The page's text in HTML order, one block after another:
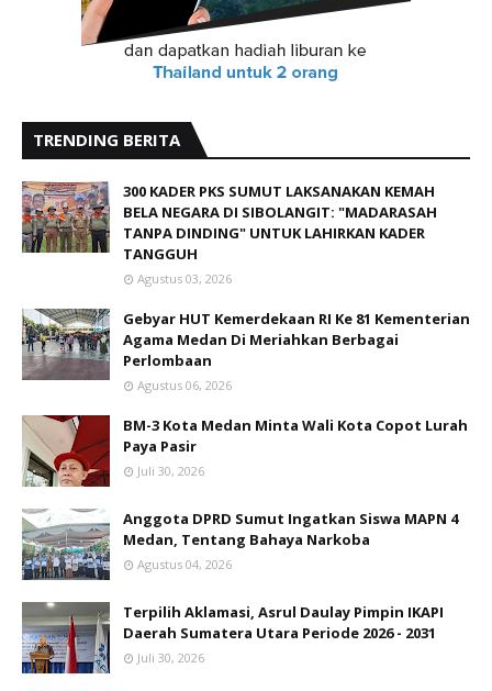
TRENDING BERITA
300 KADER PKS SUMUT LAKSANAKAN KEMAH
BELA NEGARA DI SIBOLANGIT: "MADARASAH
TANPA DINDING" UNTUK LAHIRKAN KADER
TANGGUH
Agustus 03, 2026
Gebyar HUT Kemerdekaan RI Ke 81 Kementerian
Agama Medan Di Meriahkan Berbagai
Perlombaan
Agustus 06, 2026
BM-3 Kota Medan Minta Wali Kota Copot Lurah
Paya Pasir
Juli 30, 2026
Anggota DPRD Sumut Ingatkan Siswa MAPN 4
Medan, Tentang Bahaya Narkoba
Agustus 04, 2026
Terpilih Aklamasi, Asrul Daulay Pimpin IKAPI
Daerah Sumatera Utara Periode 2026 - 2031
Juli 30, 2026